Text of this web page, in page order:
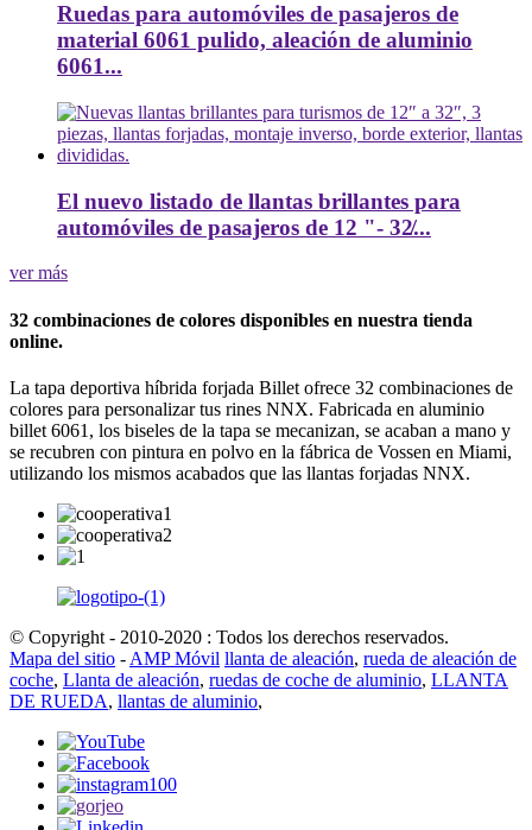
Ruedas para automóviles de pasajeros de
material 6061 pulido, aleación de aluminio
6061...
El nuevo listado de llantas brillantes para
automóviles de pasajeros de 12 "- 32̸...
ver más
32 combinaciones de colores disponibles en nuestra tienda
online.
La tapa deportiva híbrida forjada Billet ofrece 32 combinaciones de
colores para personalizar tus rines NNX. Fabricada en aluminio
billet 6061, los biseles de la tapa se mecanizan, se acaban a mano y
se recubren con pintura en polvo en la fábrica de Vossen en Miami,
utilizando los mismos acabados que las llantas forjadas NNX.
© Copyright - 2010-2020 : Todos los derechos reservados.
Mapa del sitio - AMP Móvil llanta de aleación, rueda de aleación de
coche, Llanta de aleación, ruedas de coche de aluminio, LLANTA
DE RUEDA, llantas de aluminio,